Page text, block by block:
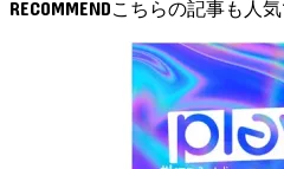
RECOMMEND